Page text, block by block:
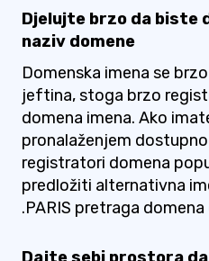
Djelujte brzo da biste
naziv domene
Domenska imena se
jeftina, stoga brzo
domena imena. Ako
pronalaženjem
registratori domena
predložiti alternativna
.PARIS pretraga